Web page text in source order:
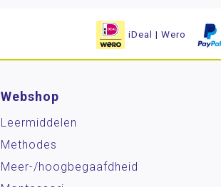
iDeal | Wero
Webshop
Leermiddelen
Methodes
Meer-/hoog­begaafdheid